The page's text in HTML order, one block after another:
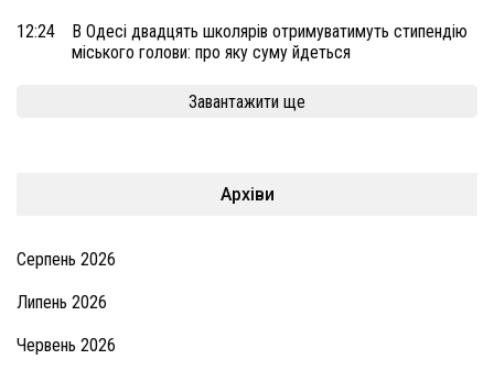
12:24
В Одесі двадцять школярів отримуватимуть стипендію
міського голови: про яку суму йдеться
Завантажити ще
Архіви
Серпень 2026
Липень 2026
Червень 2026